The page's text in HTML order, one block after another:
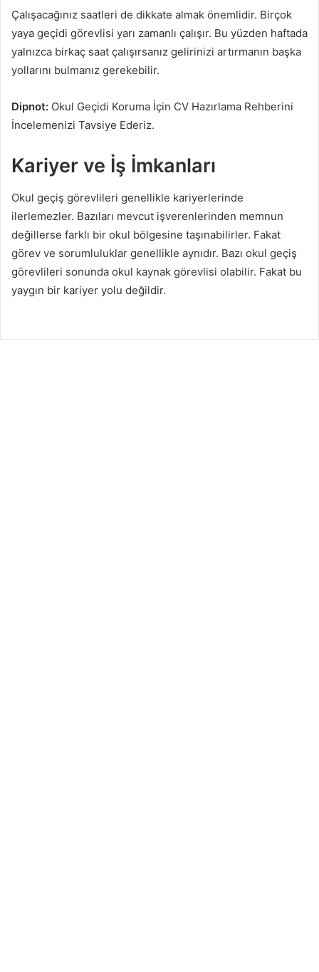
Çalışacağınız saatleri de dikkate almak önemlidir. Birçok
yaya geçidi görevlisi yarı zamanlı çalışır. Bu yüzden haftada
yalnızca birkaç saat çalışırsanız gelirinizi artırmanın başka
yollarını bulmanız gerekebilir.
Dipnot: Okul Geçidi Koruma İçin CV Hazırlama Rehberini
İncelemenizi Tavsiye Ederiz.
Kariyer ve İş İmkanları
Okul geçiş görevlileri genellikle kariyerlerinde
ilerlemezler. Bazıları mevcut işverenlerinden memnun
değillerse farklı bir okul bölgesine taşınabilirler. Fakat
görev ve sorumluluklar genellikle aynıdır. Bazı okul geçiş
görevlileri sonunda okul kaynak görevlisi olabilir. Fakat bu
yaygın bir kariyer yolu değildir.